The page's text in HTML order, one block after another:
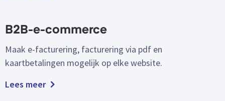
B2B-e-commerce
Maak e-facturering, facturering via pdf en
kaartbetalingen mogelijk op elke website.
Lees meer